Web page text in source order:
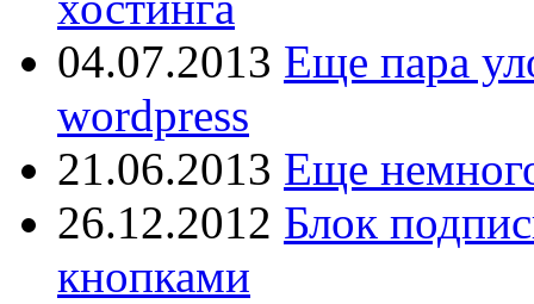
04.07.2013 Еще пара
wordpress
21.06.2013 Еще
26.12.2012 Блок
кнопками